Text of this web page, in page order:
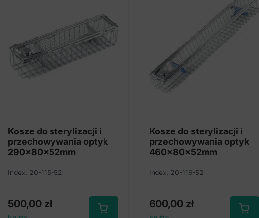
Kosze do sterylizacji i
przechowywania optyk
290x80x52mm
Index: 20-115-52
500,00 zł
Kosze do sterylizacji i
przechowywania optyk
460x80x52mm
Index: 20-116-52
600,00 zł